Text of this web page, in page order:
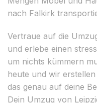
nach Falkirk
Vertraue auf die
und erlebe einen
um nichts kümmern
heute und wir
das genau auf deine
Dein Umzug von